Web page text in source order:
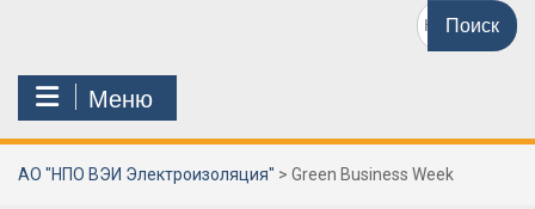
Поиск
по:
Меню
АО "НПО ВЭИ Электроизоляция" > Green Business Week